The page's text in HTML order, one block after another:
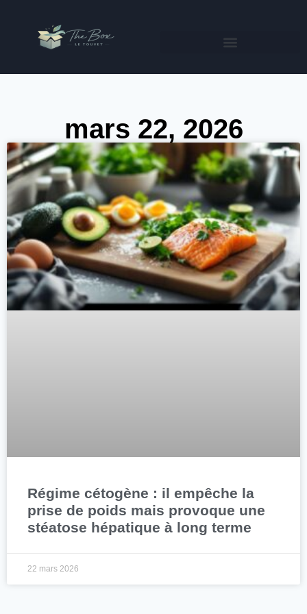
mars 22, 2026
Régime cétogène : il empêche la
prise de poids mais provoque une
stéatose hépatique à long terme
22 mars 2026